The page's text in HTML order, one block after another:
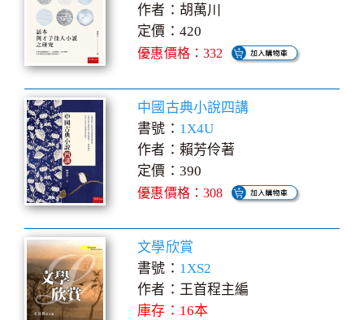
作者：胡萬川
定價：420
優惠價格：332
中國古典小說四講
書號： 1X4U
作者：賴芳伶著
定價：390
優惠價格：308
文學欣賞
書號： 1XS2
作者：王首程主編
庫存：16本